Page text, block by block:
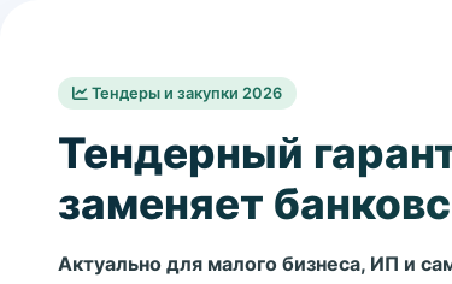
Тендеры и закупки 2026
Тендерный
заменяет
Актуально для малого бизнеса, ИП и